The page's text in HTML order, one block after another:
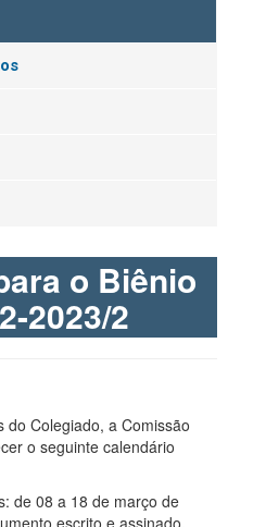
o Biênio
2023/2
do Colegiado, a Comissão
o seguinte calendário
de 08 a 18 de março de